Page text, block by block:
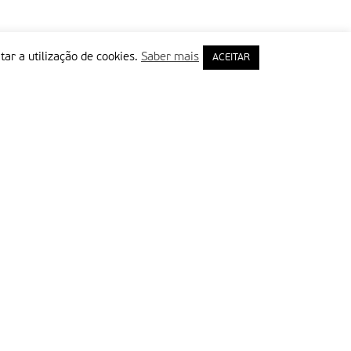
a utilização de cookies. Saber mais ACEITAR